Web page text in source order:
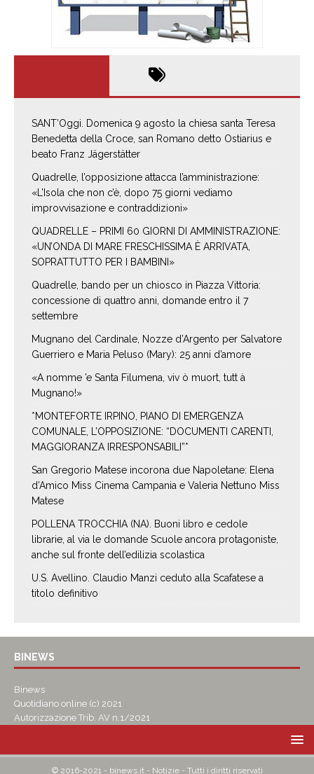
SANT’Oggi. Domenica 9 agosto la chiesa santa Teresa
Benedetta della Croce, san Romano detto Ostiarius e
beato Franz Jägerstätter
Quadrelle, l’opposizione attacca l’amministrazione:
«L’Isola che non c’è, dopo 75 giorni vediamo
improvvisazione e contraddizioni»
QUADRELLE – PRIMI 60 GIORNI DI AMMINISTRAZIONE:
«UN’ONDA DI MARE FRESCHISSIMA È ARRIVATA,
SOPRATTUTTO PER I BAMBINI»
Quadrelle, bando per un chiosco in Piazza Vittoria:
concessione di quattro anni, domande entro il 7
settembre
Mugnano del Cardinale, Nozze d’Argento per Salvatore
Guerriero e Maria Peluso (Mary): 25 anni d’amore
«A nomme ’e Santa Filumena, viv ò muort, tutt à
Mugnano!»
*MONTEFORTE IRPINO, PIANO DI EMERGENZA
COMUNALE, L’OPPOSIZIONE: “DOCUMENTI CARENTI,
MAGGIORANZA IRRESPONSABILI”*
San Gregorio Matese incorona due Napoletane: Elena
d’Amico Miss Cinema Campania e Valeria Nettuno Miss
Matese
POLLENA TROCCHIA (NA). Buoni libro e cedole
librarie, al via le domande Scuole ancora protagoniste,
anche sul fronte dell’edilizia scolastica
U.S. Avellino. Claudio Manzi ceduto alla Scafatese a
titolo definitivo
BINEWS
Binews
Quotidiano online (c) 2021
Autorizzazione Trib. AV n.1/2021
© 2016-2021 - binews.it - Notizie - Tutti i diritti riservati